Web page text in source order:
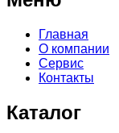
Главная
О компании
Сервис
Контакты
Каталог